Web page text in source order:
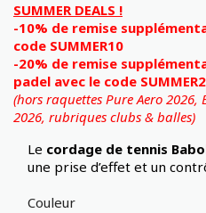
SUMMER DEALS !
-10% de remise
code SUMMER10
-20% de remise
padel avec le code
(hors raquettes Pure Aero 2026,
2026, rubriques clubs & balles)
Le cordage de tennis
une prise d’effet et un
Couleur